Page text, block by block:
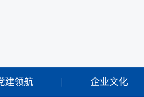
建领航 企业文化